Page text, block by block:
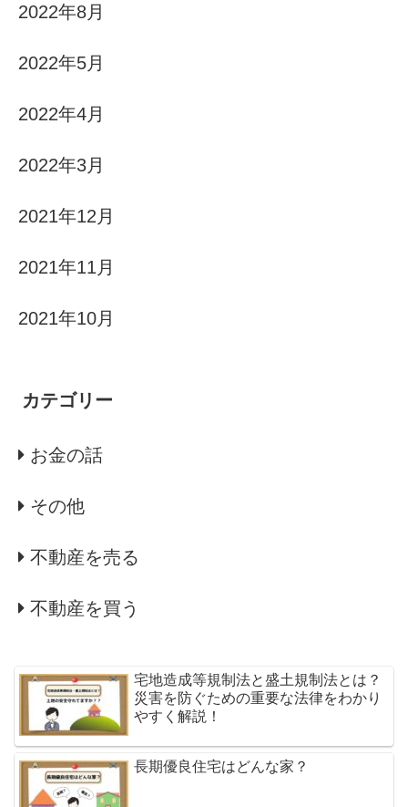
2022年8月
2022年5月
2022年4月
2022年3月
2021年12月
2021年11月
2021年10月
カテゴリー
お金の話
その他
不動産を売る
不動産を買う
宅地造成等規制法と盛土規制法とは？
災害を防ぐための重要な法律をわかり
やすく解説！
長期優良住宅はどんな家？